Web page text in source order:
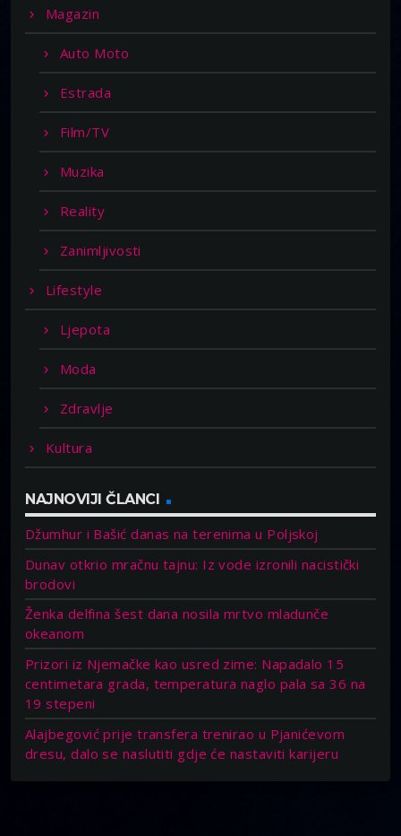
Magazin
Auto Moto
Estrada
Film/TV
Muzika
Reality
Zanimljivosti
Lifestyle
Ljepota
Moda
Zdravlje
Kultura
NAJNOVIJI ČLANCI
Džumhur i Bašić danas na terenima u Poljskoj
Dunav otkrio mračnu tajnu: Iz vode izronili nacistički
brodovi
Ženka delfina šest dana nosila mrtvo mladunče
okeanom
Prizori iz Njemačke kao usred zime: Napadalo 15
centimetara grada, temperatura naglo pala sa 36 na
19 stepeni
Alajbegović prije transfera trenirao u Pjanićevom
dresu, dalo se naslutiti gdje će nastaviti karijeru